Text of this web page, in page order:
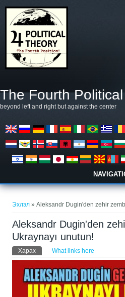
The Fourth
beyond left and right but against the center
Эхлэл » Aleksandr Dugin'den zehir
Aleksandr Dugin'den
Ukraynayı unutun!
Primary tabs
Харах (active tab)What links here